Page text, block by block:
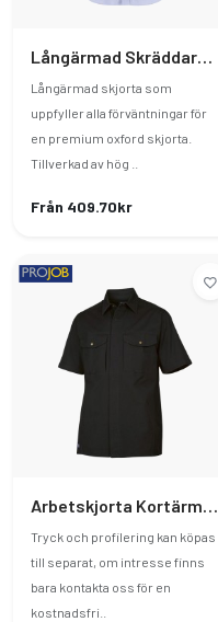
Långärmad Skräddarsydd Oxfordskjorta
Långärmad skjorta som
uppfyller alla förväntningar för
en premium oxford skjorta.
Tillverkad av hög ..
Från 409.70kr
Arbetskjorta Kortärmad
Tryck och profilering kan köpas
till separat, om intresse finns
bara kontakta oss för en
kostnadsfri..